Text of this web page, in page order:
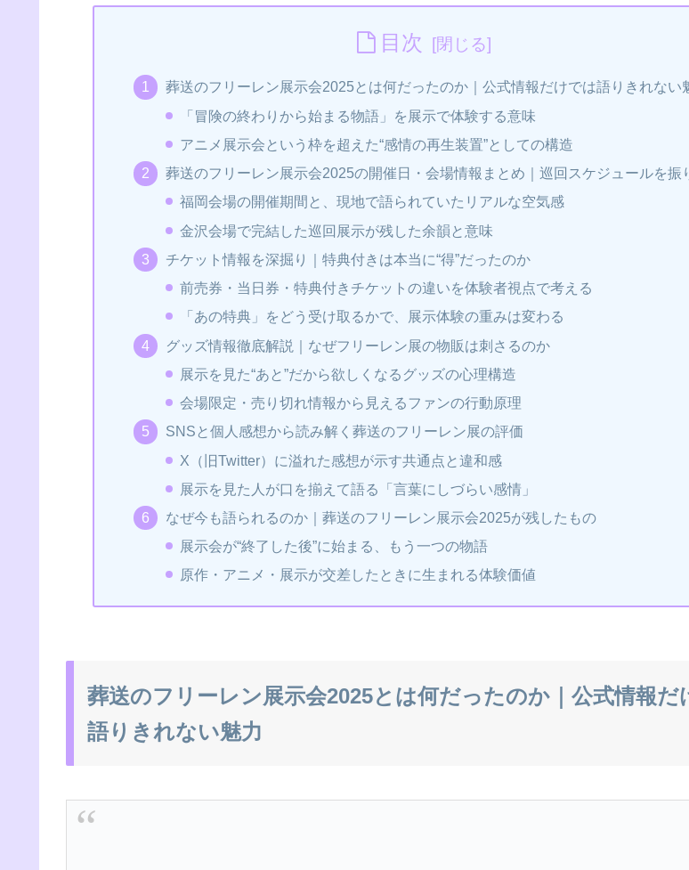
目次
葬送のフリーレン展示会2025とは何だったのか｜公式情報だけでは語りきれない
「冒険の終わりから始まる物語」を展示で体験する意味
アニメ展示会という枠を超えた“感情の再生装置”としての構造
葬送のフリーレン展示会2025の開催日・会場情報まとめ｜巡回スケジュールを振
福岡会場の開催期間と、現地で語られていたリアルな空気感
金沢会場で完結した巡回展示が残した余韻と意味
チケット情報を深掘り｜特典付きは本当に“得”だったのか
前売券・当日券・特典付きチケットの違いを体験者視点で考える
「あの特典」をどう受け取るかで、展示体験の重みは変わる
グッズ情報徹底解説｜なぜフリーレン展の物販は刺さるのか
展示を見た“あと”だから欲しくなるグッズの心理構造
会場限定・売り切れ情報から見えるファンの行動原理
SNSと個人感想から読み解く葬送のフリーレン展の評価
X（旧Twitter）に溢れた感想が示す共通点と違和感
展示を見た人が口を揃えて語る「言葉にしづらい感情」
なぜ今も語られるのか｜葬送のフリーレン展示会2025が残したもの
展示会が“終了した後”に始まる、もう一つの物語
原作・アニメ・展示が交差したときに生まれる体験価値
葬送のフリーレン展示会2025とは何だったのか｜公式情報だ
語りきれない魅力